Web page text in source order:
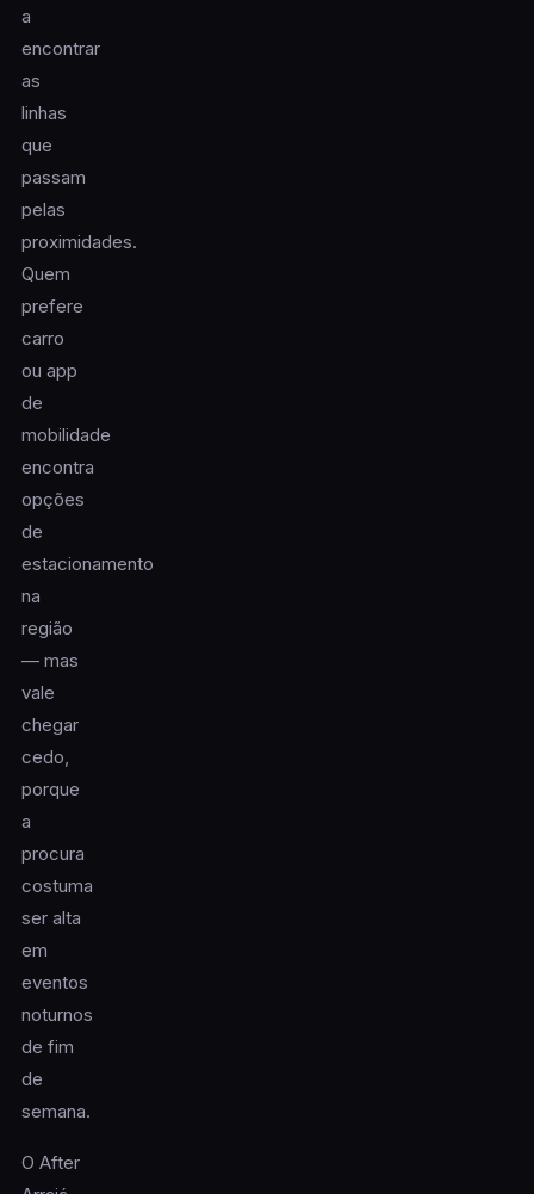
a
encontrar
as
linhas
que
passam
pelas
proximidades.
Quem
prefere
carro
ou app
de
mobilidade
encontra
opções
de
estacionamento
na
região
— mas
vale
chegar
cedo,
porque
a
procura
costuma
ser alta
em
eventos
noturnos
de fim
de
semana.
O After